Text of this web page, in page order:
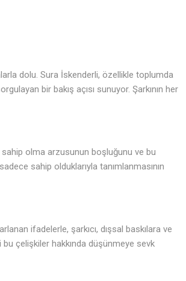
dolu. Sura İskenderli, özellikle toplumda
bir bakış açısı sunuyor. Şarkının her
olma arzusunun boşluğunu ve bu
sahip olduklarıyla tanımlanmasının
ifadelerle, şarkıcı, dışsal baskılara ve
bu çelişkiler hakkında düşünmeye sevk